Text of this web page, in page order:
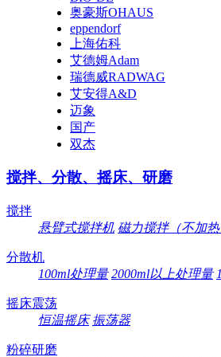
奥豪斯OHAUS
eppendorf
上海佑科
艾德姆Adam
瑞德威RADWAG
艾安得A&D
迈象
国产
双杰
搅拌、分散、摇床、研磨
搅拌
悬臂式搅拌机 磁力搅拌（不加热
分散机
100ml处理量 2000ml以上处理量
摇床震荡
恒温摇床 振荡器
粉碎研磨